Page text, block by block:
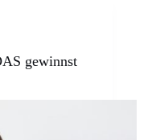
gewinnst